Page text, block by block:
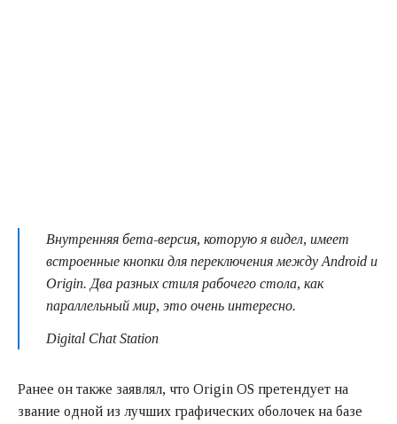
Внутренняя бета-версия, которую я видел, имеет
встроенные кнопки для переключения между Android и
Origin. Два разных стиля рабочего стола, как
параллельный мир, это очень интересно.
Digital Chat Station
Ранее он также заявлял, что Origin OS претендует на
звание одной из лучших графических оболочек на базе